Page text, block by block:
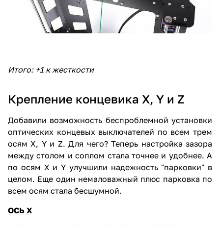
Итого: +1 к жесткости
Крепление концевика X, Y и Z
Добавили возможность беспроблемной установки
оптических концевых выключателей по всем трем
осям X, Y и Z. Для чего? Теперь настройка зазора
между столом и соплом стала точнее и удобнее. А
по осям X и Y улучшили надежность "парковки" в
целом. Еще один немаловажный плюс парковка по
всем осям стала бесшумной.
ОСЬ X